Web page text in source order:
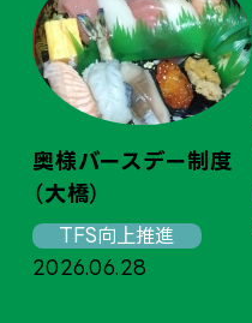
奥様バースデー制度
（大橋）
TFS向上推進
2026.06.28